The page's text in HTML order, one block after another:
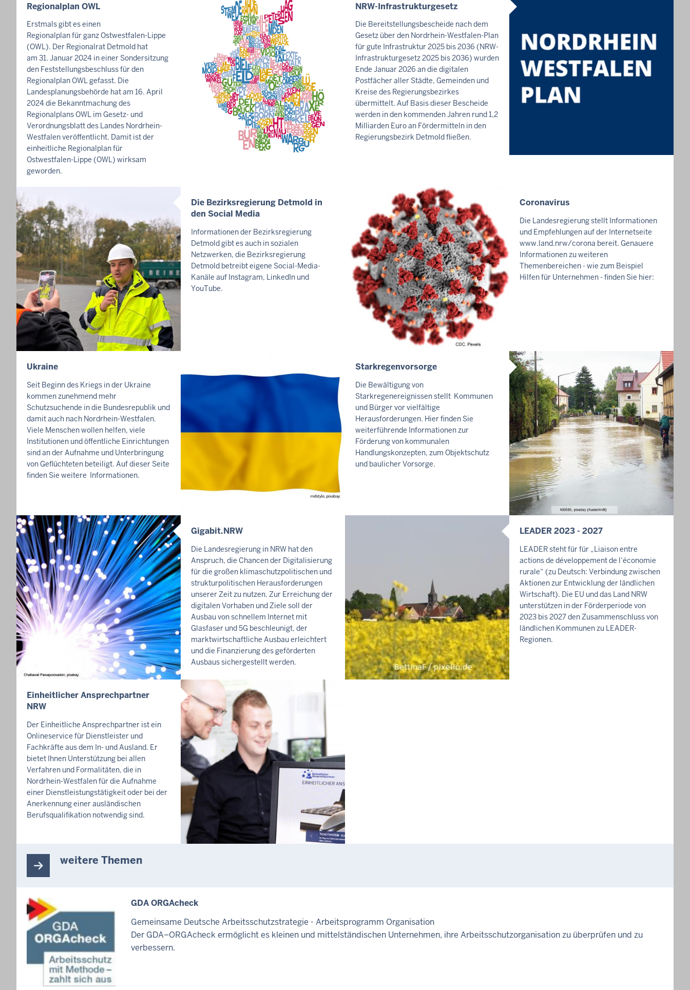
I
N
H
A
L
T
S
S
E
I
T
E
Regionalplan OWL
Erstmals gibt es einen
Regionalplan für ganz Ostwestfalen-Lippe
(OWL). Der Regionalrat Detmold hat
am 31. Januar 2024 in einer Sondersitzung
den Feststellungsbeschluss für den
Regionalplan OWL gefasst. Die
Landesplanungsbehörde hat am 16. April
2024 die Bekanntmachung des
Regionalplans OWL im Gesetz- und
Verordnungsblatt des Landes Nordrhein-
Westfalen veröffentlicht. Damit ist der
einheitliche Regionalplan für
Ostwestfalen-Lippe (OWL) wirksam
geworden.
I
N
H
A
L
T
S
S
I
T
NRW-Infrastrukturgesetz
Die Bereitstellungsbescheide nach dem
Gesetz über den Nordrhein-Westfalen-Plan
für gute Infrastruktur 2025 bis 2036 (NRW-
Infrastrukturgesetz 2025 bis 2036) wurden
Ende Januar 2026 an die digitalen
Postfächer aller Städte, Gemeinden und
Kreise des Regierungsbezirkes
übermittelt. Auf Basis dieser Bescheide
werden in den kommenden Jahren rund 1,2
Milliarden Euro an Fördermitteln in den
Regierungsbezirk Detmold fließen.
I
N
H
A
L
T
S
S
Die Bezirksregierung Detmold in
den Social Media
Informationen der Bezirksregierung
Detmold gibt es auch in sozialen
Netzwerken, die Bezirksregierung
Detmold betreibt eigene Social-Media-
Kanäle auf Instagram, LinkedIn und
YouTube.
I
N
H
A
L
T
S
Coronavirus
Die Landesregierung stellt Informationen
und Empfehlungen auf der Internetseite
www.land.nrw/corona bereit. Genauere
Informationen zu weiteren
Themenbereichen - wie zum Beispiel
Hilfen für Unternehmen - finden Sie hier:
I
N
H
A
L
T
S
S
E
Ukraine
Seit Beginn des Kriegs in der Ukraine
kommen zunehmend mehr
Schutzsuchende in die Bundesrepublik und
damit auch nach Nordrhein-Westfalen.
Viele Menschen wollen helfen, viele
Institutionen und öffentliche Einrichtungen
sind an der Aufnahme und Unterbringung
von Geflüchteten beteiligt. Auf dieser Seite
finden Sie weitere Informationen.
I
N
H
A
L
T
S
S
Starkregenvorsorge
Die Bewältigung von
Starkregenereignissen stellt Kommunen
und Bürger vor vielfältige
Herausforderungen. Hier finden Sie
weiterführende Informationen zur
Förderung von kommunalen
Handlungskonzepten, zum Objektschutz
und baulicher Vorsorge.
I
N
H
A
L
T
S
S
I
T
Gigabit.NRW
Die Landesregierung in NRW hat den
Anspruch, die Chancen der Digitalisierung
für die großen klimaschutzpolitischen und
strukturpolitischen Herausforderungen
unserer Zeit zu nutzen. Zur Erreichung der
digitalen Vorhaben und Ziele soll der
Ausbau von schnellem Internet mit
Glasfaser und 5G beschleunigt, der
marktwirtschaftliche Ausbau erleichtert
und die Finanzierung des geförderten
Ausbaus sichergestellt werden.
I
N
H
A
L
T
S
S
E
LEADER 2023 - 2027
LEADER steht für für „Liaison entre
actions de développement de l‘économie
rurale“ (zu Deutsch: Verbindung zwischen
Aktionen zur Entwicklung der ländlichen
Wirtschaft). Die EU und das Land NRW
unterstützen in der Förderperiode von
2023 bis 2027 den Zusammenschluss von
ländlichen Kommunen zu LEADER-
Regionen.
I
N
H
A
L
T
S
S
E
I
Einheitlicher Ansprechpartner
NRW
Der Einheitliche Ansprechpartner ist ein
Onlineservice für Dienstleister und
Fachkräfte aus dem In- und Ausland. Er
bietet Ihnen Unterstützung bei allen
Verfahren und Formalitäten, die in
Nordrhein-Westfalen für die Aufnahme
einer Dienstleistungstätigkeit oder bei der
Anerkennung einer ausländischen
Berufsqualifikation notwendig sind.
weitere Themen
GDA ORGAcheck
Gemeinsame Deutsche Arbeitsschutzstrategie - Arbeitsprogramm Organisation
Der GDA–ORGAcheck ermöglicht es kleinen und mittelständischen Unternehmen, ihre Arbeitsschutzorganisation zu überprüfen und zu
verbessern.